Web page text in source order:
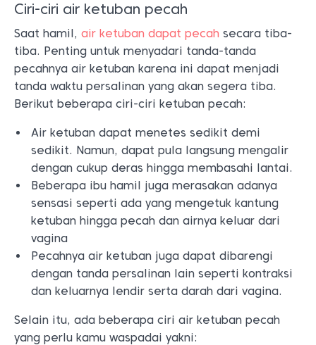
Ciri-ciri air ketuban pecah
Saat hamil, air ketuban dapat pecah secara tiba-
tiba. Penting untuk menyadari tanda-tanda
pecahnya air ketuban karena ini dapat menjadi
tanda waktu persalinan yang akan segera tiba.
Berikut beberapa ciri-ciri ketuban pecah:
Air ketuban dapat menetes sedikit demi
sedikit. Namun, dapat pula langsung mengalir
dengan cukup deras hingga membasahi lantai.
Beberapa ibu hamil juga merasakan adanya
sensasi seperti ada yang mengetuk kantung
ketuban hingga pecah dan airnya keluar dari
vagina
Pecahnya air ketuban juga dapat dibarengi
dengan tanda persalinan lain seperti kontraksi
dan keluarnya lendir serta darah dari vagina.
Selain itu, ada beberapa ciri air ketuban pecah
yang perlu kamu waspadai yakni: